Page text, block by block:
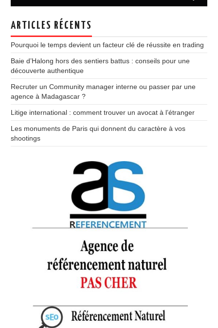
ARTICLES RÉCENTS
Pourquoi le temps devient un facteur clé de réussite en trading
Baie d’Halong hors des sentiers battus : conseils pour une
découverte authentique
Recruter un Community manager interne ou passer par une
agence à Madagascar ?
Litige international : comment trouver un avocat à l’étranger
Les monuments de Paris qui donnent du caractère à vos
shootings